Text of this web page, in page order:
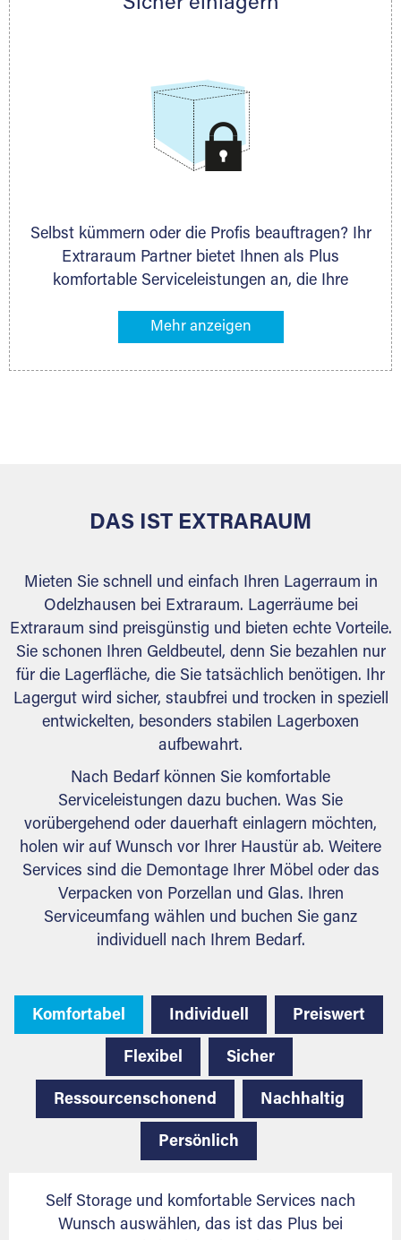
persönlich hinsichtlich Lagervolumen und zu
Selbst kümmern oder die Profis beauftragen? Ihr
Extraraum Partner bietet Ihnen als Plus
komfortable Serviceleistungen an, die Ihre
gehören z. B. Verpackungsservice, Lieferung von
Ihr Lagergut wird bei Ihrem Extraraum Partner
DAS IST EXTRARAUM
Mieten Sie schnell und einfach Ihren Lagerraum in
Odelzhausen bei Extraraum. Lagerräume bei
Extraraum sind preisgünstig und bieten echte Vorteile.
Sie schonen Ihren Geldbeutel, denn Sie bezahlen nur
für die Lagerfläche, die Sie tatsächlich benötigen. Ihr
Lagergut wird sicher, staubfrei und trocken in speziell
entwickelten, besonders stabilen Lagerboxen
aufbewahrt.
Nach Bedarf können Sie komfortable
Serviceleistungen dazu buchen. Was Sie
vorübergehend oder dauerhaft einlagern möchten,
holen wir auf Wunsch vor Ihrer Haustür ab. Weitere
Services sind die Demontage Ihrer Möbel oder das
Verpacken von Porzellan und Glas. Ihren
Serviceumfang wählen und buchen Sie ganz
individuell nach Ihrem Bedarf.
Komfortabel Individuell Preiswert
Flexibel Sicher
Ressourcenschonend Nachhaltig
Persönlich
Self Storage und komfortable Services nach
Wunsch auswählen, das ist das Plus bei